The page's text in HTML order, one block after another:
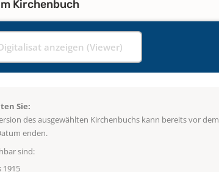
Kirchenbuch
anzeigen (Viewer)
Sie:
des ausgewählten Kirchenbuchs kann bereits vor dem
enden.
sind:
1915